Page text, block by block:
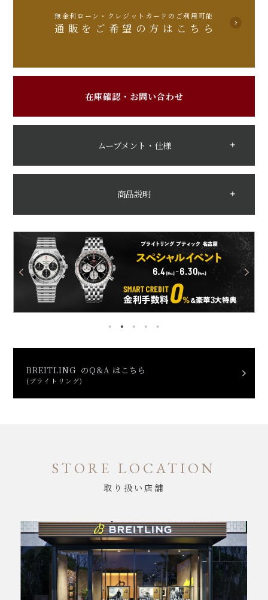
無金利ローン・クレジットカードのご利用可能
通販をご希望の方はこちら
在庫確認・お問い合わせ
ムーブメント・仕様
商品説明
BREITLING のQ&A はこちら
(ブライトリング)
STORE LOCATION
取り扱い店舗